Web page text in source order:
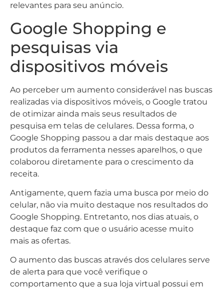
relevantes para seu anúncio.
Google Shopping e
pesquisas via
dispositivos móveis
Ao perceber um aumento considerável nas buscas
realizadas via dispositivos móveis, o Google tratou
de otimizar ainda mais seus resultados de
pesquisa em telas de celulares. Dessa forma, o
Google Shopping passou a dar mais destaque aos
produtos da ferramenta nesses aparelhos, o que
colaborou diretamente para o crescimento da
receita.
Antigamente, quem fazia uma busca por meio do
celular, não via muito destaque nos resultados do
Google Shopping. Entretanto, nos dias atuais, o
destaque faz com que o usuário acesse muito
mais as ofertas.
O aumento das buscas através dos celulares serve
de alerta para que você verifique o
comportamento que a sua loja virtual possui em